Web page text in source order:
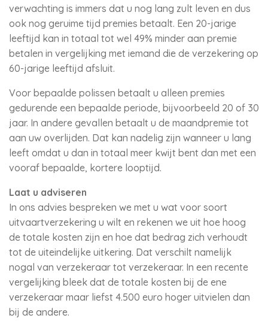
verwachting is immers dat u nog lang zult leven en dus
ook nog geruime tijd premies betaalt. Een 20-jarige
leeftijd kan in totaal tot wel 49% minder aan premie
betalen in vergelijking met iemand die de verzekering op
60-jarige leeftijd afsluit.
Voor bepaalde polissen betaalt u alleen premies
gedurende een bepaalde periode, bijvoorbeeld 20 of 30
jaar. In andere gevallen betaalt u de maandpremie tot
aan uw overlijden. Dat kan nadelig zijn wanneer u lang
leeft omdat u dan in totaal meer kwijt bent dan met een
vooraf bepaalde, kortere looptijd.
Laat u adviseren
In ons advies bespreken we met u wat voor soort
uitvaartverzekering u wilt en rekenen we uit hoe hoog
de totale kosten zijn en hoe dat bedrag zich verhoudt
tot de uiteindelijke uitkering. Dat verschilt namelijk
nogal van verzekeraar tot verzekeraar. In een recente
vergelijking bleek dat de totale kosten bij de ene
verzekeraar maar liefst 4.500 euro hoger uitvielen dan
bij de andere.